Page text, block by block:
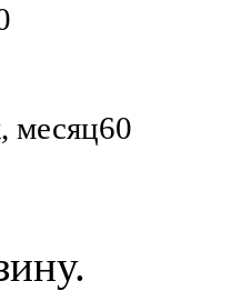
месяц60